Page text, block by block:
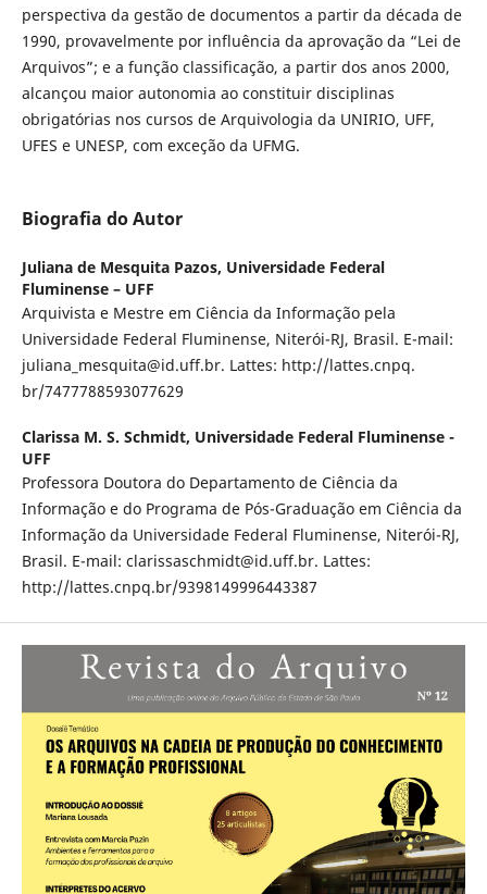
perspectiva da gestão de documentos a partir da década de
1990, provavelmente por influência da aprovação da “Lei de
Arquivos”; e a função classificação, a partir dos anos 2000,
alcançou maior autonomia ao constituir disciplinas
obrigatórias nos cursos de Arquivologia da UNIRIO, UFF,
UFES e UNESP, com exceção da UFMG.
Biografia do Autor
Juliana de Mesquita Pazos, Universidade Federal
Fluminense – UFF
Arquivista e Mestre em Ciência da Informação pela
Universidade Federal Fluminense, Niterói-RJ, Brasil. E-mail:
juliana_mesquita@id.uff.br. Lattes: http://lattes.cnpq.
br/7477788593077629
Clarissa M. S. Schmidt, Universidade Federal Fluminense -
UFF
Professora Doutora do Departamento de Ciência da
Informação e do Programa de Pós-Graduação em Ciência da
Informação da Universidade Federal Fluminense, Niterói-RJ,
Brasil. E-mail: clarissaschmidt@id.uff.br. Lattes:
http://lattes.cnpq.br/9398149996443387